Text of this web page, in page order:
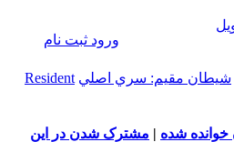
ورود ثبت نام
شيطان مقيم: سري اصلي Resident
خوانده شده | مشترک شدن در این